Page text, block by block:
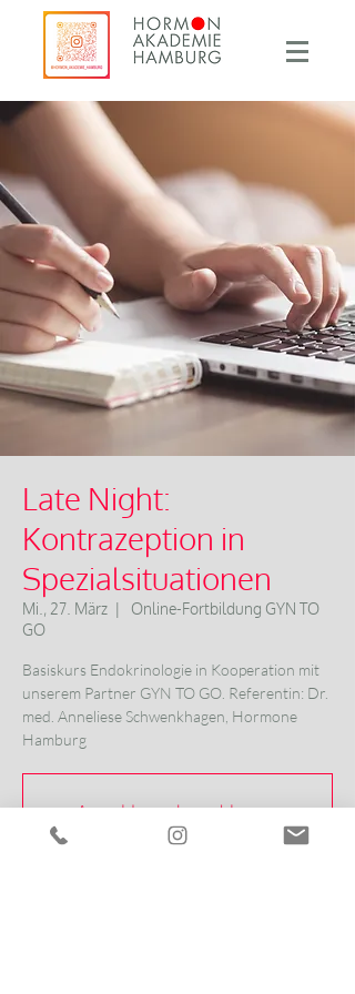
Late Night:
Kontrazeption in
Spezialsituationen
Mi., 27. März
  |
Online-Fortbildung GYN TO
GO
Basiskurs Endokrinologie in Kooperation mit
unserem Partner GYN TO GO. Referentin: Dr.
med. Anneliese Schwenkhagen, Hormone
Hamburg
Anmeldung abgeschlossen
Veranstaltungen ansehen